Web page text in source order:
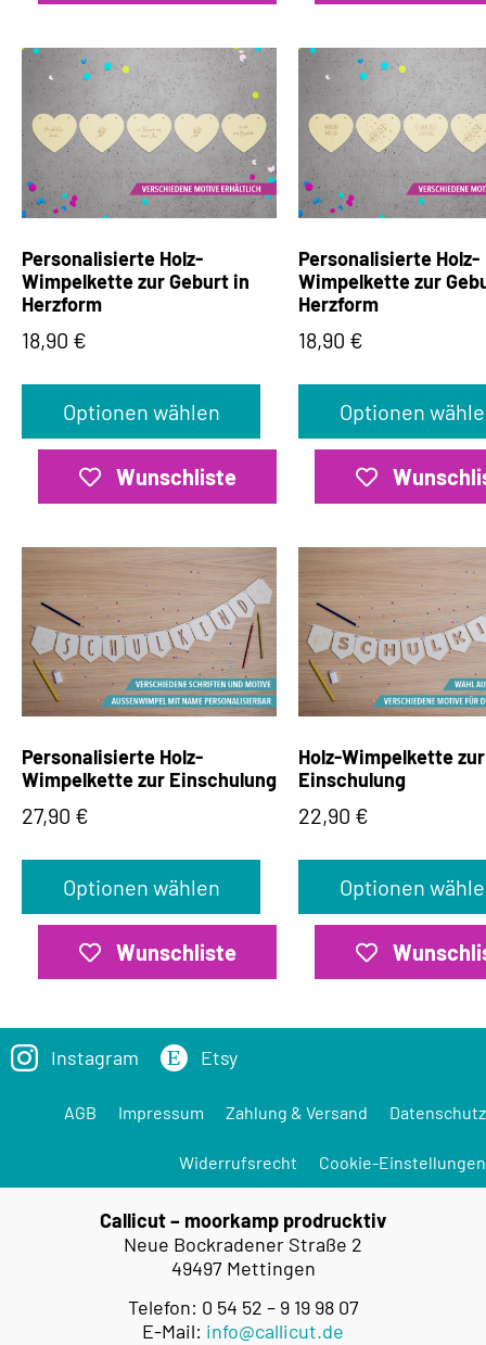
Personalisierte Holz-
Wimpelkette zur Geburt in
Herzform
18,90 €
Optionen wählen
Wunschliste
Personalisierte Holz-
Wimpelkette zur
Herzform
18,90 €
Optionen
Personalisierte Holz-
Wimpelkette zur Einschulung
27,90 €
Optionen wählen
Wunschliste
Holz-Wimpelkette zur
Einschulung
22,90 €
Optionen
Instagram Etsy
AGB Impressum Zahlung & Versand Datenschutz
Widerrufsrecht Cookie-Einstellungen
Callicut – moorkamp prodrucktiv
Neue Bockradener Straße 2
49497 Mettingen
Telefon: 0 54 52 – 9 19 98 07
E-Mail: info@callicut.de